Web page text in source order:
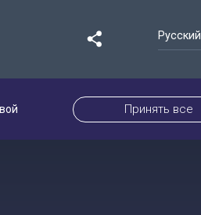
Русский
Принять все